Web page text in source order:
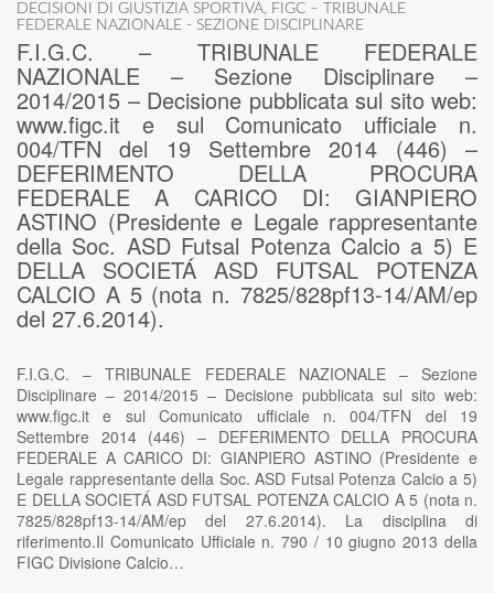
DECISIONI DI GIUSTIZIA SPORTIVA, FIGC – TRIBUNALE
FEDERALE NAZIONALE - SEZIONE DISCIPLINARE
F.I.G.C. – TRIBUNALE FEDERALE
NAZIONALE – Sezione Disciplinare –
2014/2015 – Decisione pubblicata sul sito web:
www.figc.it e sul Comunicato ufficiale n.
004/TFN del 19 Settembre 2014 (446) –
DEFERIMENTO DELLA PROCURA
FEDERALE A CARICO DI: GIANPIERO
ASTINO (Presidente e Legale rappresentante
della Soc. ASD Futsal Potenza Calcio a 5) E
DELLA SOCIETÁ ASD FUTSAL POTENZA
CALCIO A 5 (nota n. 7825/828pf13-14/AM/ep
del 27.6.2014).
F.I.G.C. – TRIBUNALE FEDERALE NAZIONALE – Sezione
Disciplinare – 2014/2015 – Decisione pubblicata sul sito web:
www.figc.it e sul Comunicato ufficiale n. 004/TFN del 19
Settembre 2014 (446) – DEFERIMENTO DELLA PROCURA
FEDERALE A CARICO DI: GIANPIERO ASTINO (Presidente e
Legale rappresentante della Soc. ASD Futsal Potenza Calcio a 5)
E DELLA SOCIETÁ ASD FUTSAL POTENZA CALCIO A 5 (nota n.
7825/828pf13-14/AM/ep del 27.6.2014). La disciplina di
riferimento.Il Comunicato Ufficiale n. 790 / 10 giugno 2013 della
FIGC Divisione Calcio…